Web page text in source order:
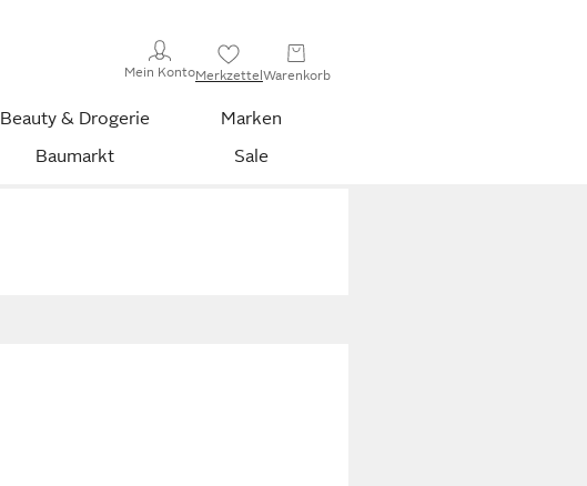
Mein KontoMerkzettelWarenkorb
Beauty & Drogerie
Marken
Baumarkt Sale